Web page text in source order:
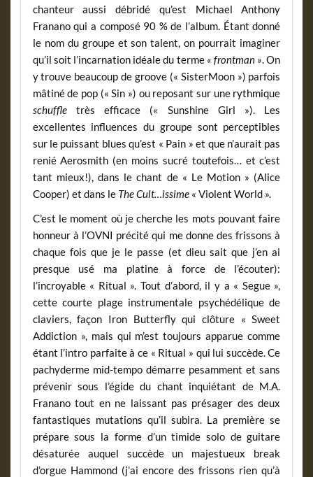
chanteur aussi débridé qu’est Michael Anthony
Franano qui a composé 90 % de l’album. Étant donné
le nom du groupe et son talent, on pourrait imaginer
qu’il soit l’incarnation idéale du terme « frontman » . On
y trouve beaucoup de groove (« SisterMoon ») parfois
mâtiné de pop (« Sin ») ou reposant sur une rythmique
schuffletrès efficace (« Sunshine Girl »). Les
excellentes influences du groupe sont perceptibles
sur le puissant blues qu’est « Pain » et que n’aurait pas
renié Aerosmith (en moins sucré toutefois… et c’est
tant mieux!), dans le chant de « Le Motion » (Alice
Cooper) et dans le The Cult…issime« Violent World ».
C’est le moment où je cherche les mots pouvant faire
honneur à l’OVNI précité qui me donne des frissons à
chaque fois que je le passe (et dieu sait que j’en ai
presque usé ma platine à force de l’écouter):
l’incroyable « Ritual ». Tout d’abord, il y a « Segue »,
cette courte plage instrumentale psychédélique de
claviers, façon Iron Butterfly qui clôture « Sweet
Addiction », mais qui m’est toujours apparue comme
étant l’intro parfaite à ce « Ritual » qui lui succède. Ce
pachyderme mid-tempo démarre pesamment et sans
prévenir sous l’égide du chant inquiétant de M.A.
Franano tout en ne laissant pas présager des deux
fantastiques mutations qu’il subira. La première se
prépare sous la forme d’un timide solo de guitare
désaturée auquel succède un majestueux break
d’orgue Hammond (j’ai encore des frissons rien qu’à